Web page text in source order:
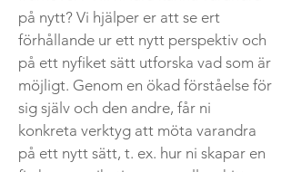
på nytt? Vi hjälper er att se ert
förhållande ur ett nytt perspektiv och
på ett nyfiket sätt utforska vad som är
möjligt. Genom en ökad förståelse för
sig själv och den andre, får ni
konkreta verktyg att möta varandra
på ett nytt sätt, t. ex. hur ni skapar en